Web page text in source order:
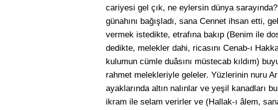
cariyesi gel çık, ne eylersin dünya
günahını bağışladı, sana Cennet ihsan etti,
vermek istedikte, etrafına bakıp (Benim ile
dedikte, melekler dahi, ricasını Cenab-ı
kulumun cümle duâsını müstecab kıldım)
rahmet melekleriyle geleler. Yüzlerinin nuru
ayaklarında altın nalınlar ve yeşil kanadları
ikram ile selam verirler ve (Hallak-ı âlem,